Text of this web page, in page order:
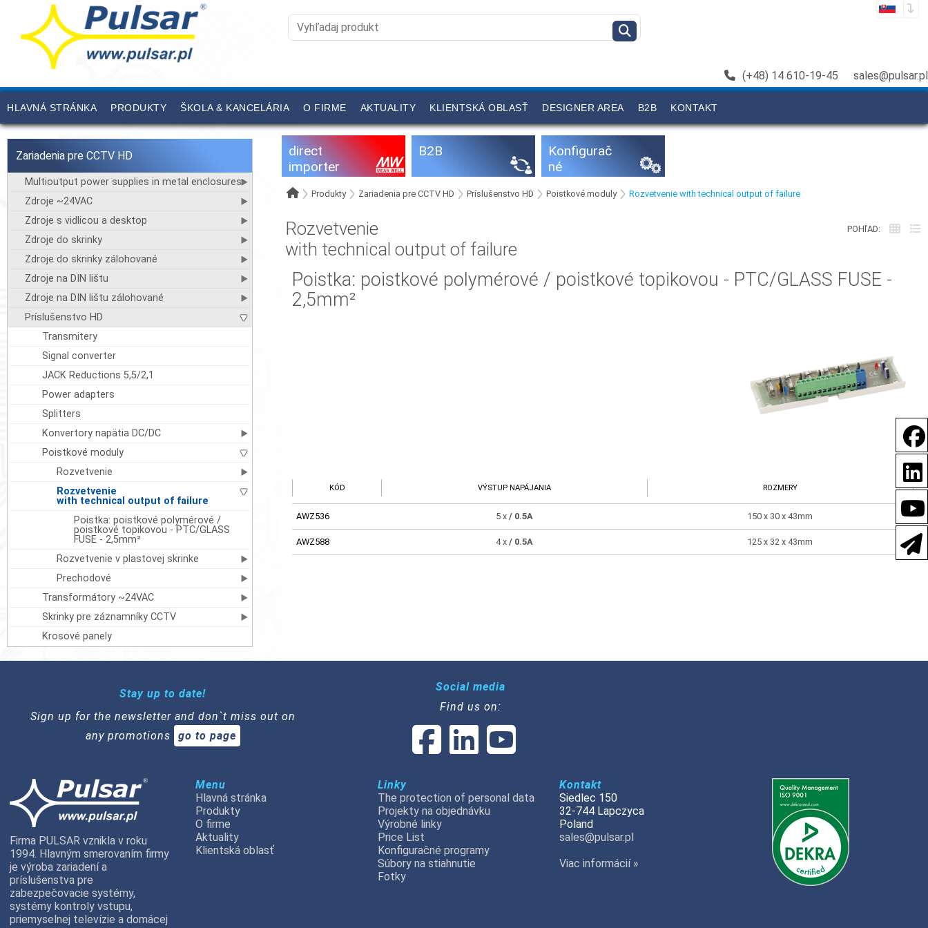
(+48) 14 610-19-45 sales@pulsar.pl
HLAVNÁ STRÁNKA PRODUKTY ŠKOLA & KANCELÁRIA O FIRME AKTUALITY KLIENTSKÁ OBLASŤ DESIGNER AREA B2B KONTAKT
Zariadenia pre CCTV HD
Multioutput power supplies in metal enclosures
Zdroje ~24VAC
Zdroje s vidlicou a desktop
Zdroje do skrinky
Zdroje do skrinky zálohované
Zdroje na DIN lištu
Zdroje na DIN lištu zálohované
Príslušenstvo HD
Transmitery
Signal converter
JACK Reductions 5,5/2,1
Power adapters
Splitters
Konvertory napätia DC/DC
Poistkové moduly
Rozvetvenie
Rozvetvenie
with technical output of failure
Poistka: poistkové polymérové /
poistkové topikovou - PTC/GLASS
FUSE - 2,5mm²
Rozvetvenie v plastovej skrinke
Prechodové
Transformátory ~24VAC
Skrinky pre záznamníky CCTV
Krosové panely
direct
importer
B2B
Konfigurač
né
Produkty Zariadenia pre CCTV HD Príslušenstvo HD Poistkové moduly Rozvetvenie with technical output of failure
Rozvetvenie
with technical output of failure
POHľAD:
Poistka: poistkové polymérové / poistkové topikovou - PTC/GLASS FUSE -
2,5mm²
KÓD VÝSTUP NAPÁJANIA ROZMERY
AWZ536 5 x / 0.5A 150 x 30 x 43mm
AWZ588 4 x / 0.5A 125 x 32 x 43mm
Stay up to date!
Sign up for the newsletter and don`t miss out on
any promotions
go to page
Social media
Find us on:
Firma PULSAR vznikla v roku
1994. Hlavným smerovaním firmy
je výroba zariadení a
príslušenstva pre
zabezpečovacie systémy,
systémy kontroly vstupu,
priemyselnej televízie a domácej
Menu
Hlavná stránka
Produkty
O firme
Aktuality
Klientská oblasť
Linky
The protection of personal data
Projekty na objednávku
Výrobné linky
Price List
Konfiguračné programy
Súbory na stiahnutie
Fotky
Kontakt
Siedlec 150
32-744 Lapczyca
Poland
sales@pulsar.pl
Viac informácií »